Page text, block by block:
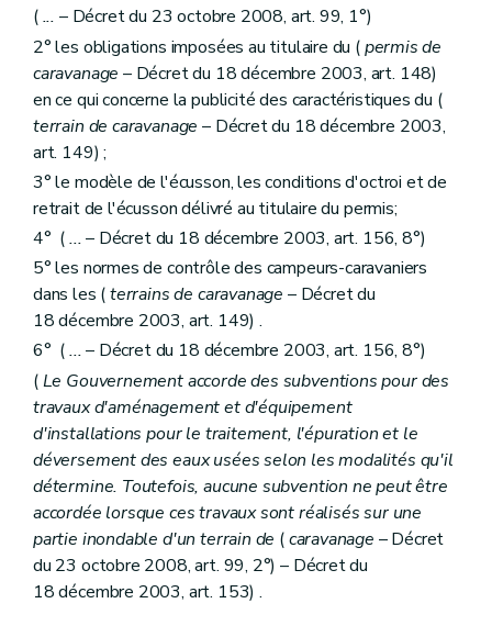
(... – Décret du 23 octobre 2008, art. 99, 1°)
2° les obligations imposées au titulaire du (permis de
caravanage – Décret du 18 décembre 2003, art. 148)
en ce qui concerne la publicité des caractéristiques du (
terrain de caravanage – Décret du 18 décembre 2003,
art. 149) ;
3° le modèle de l'écusson, les conditions d'octroi et de
retrait de l'écusson délivré au titulaire du permis;
4° (...– Décret du 18 décembre 2003, art. 156, 8°)
5° les normes de contrôle des campeurs-caravaniers
dans les (terrains de caravanage – Décret du
18 décembre 2003, art. 149) .
6° (...– Décret du 18 décembre 2003, art. 156, 8°)
(Le Gouvernement accorde des subventions pour des
travaux d'aménagement et d'équipement
d'installations pour le traitement, l'épuration et le
déversement des eaux usées selon les modalités qu'il
détermine. Toutefois, aucune subvention ne peut être
accordée lorsque ces travaux sont réalisés sur une
partie inondable d'un terrain de (caravanage – Décret
du 23 octobre 2008, art. 99, 2°) – Décret du
18 décembre 2003, art. 153) .